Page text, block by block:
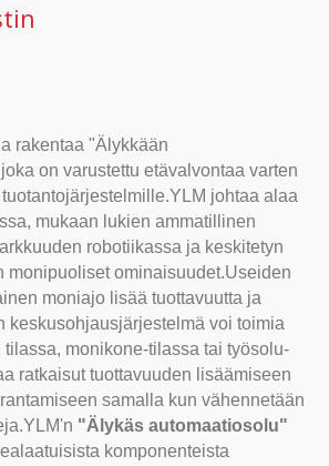
rakentaa "Älykkään
on varustettu etävalvontaa varten
johtaa alaa
mukaan lukien ammatillinen
robotiikassa ja keskitetyn
monipuoliset ominaisuudet.Useiden
moniajo lisää tuottavuutta ja
keskusohjausjärjestelmä voi toimia
monikone-tilassa tai työsolu-
ratkaisut tuottavuuden lisäämiseen
samalla kun vähennetään
"Älykäs automaatiosolu"
komponenteista